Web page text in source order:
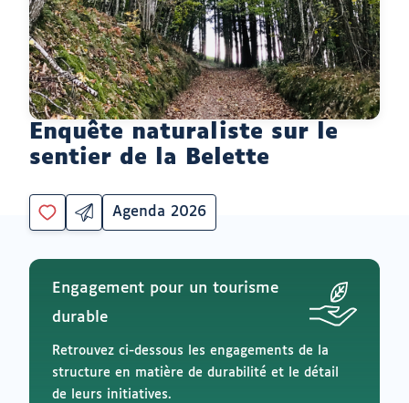
Enquête naturaliste sur le
sentier de la Belette
Vous
être
pour
ajouter
mes
envies
Partager
par
ouvrir
un
de
Catégorie
Agenda 2026
Engagement pour un tourisme
durable
Retrouvez ci-dessous les engagements de la
structure en matière de durabilité et le détail
de leurs initiatives.